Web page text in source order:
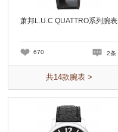
萧邦L.U.C QUATTRO系列腕表
670 2条
共14款腕表 >